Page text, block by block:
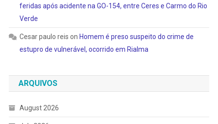
feridas após acidente na GO-154, entre Ceres e Carmo do Rio
Verde
Cesar paulo reis on Homem é preso suspeito do crime de
estupro de vulnerável, ocorrido em Rialma
ARQUIVOS
August 2026